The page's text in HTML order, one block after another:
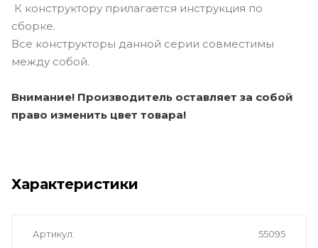
К конструктору прилагается инструкция по
сборке.
Все конструкторы данной серии совместимы
между собой.
Внимание! Производитель оставляет за собой
право изменить цвет товара!
Характеристики
Артикул 55095